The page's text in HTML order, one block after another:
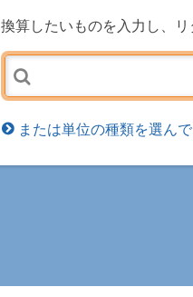
換算したいものを入力し、リ
または単位の種類を選ん